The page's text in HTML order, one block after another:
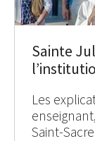
Sainte
Les
Saint-